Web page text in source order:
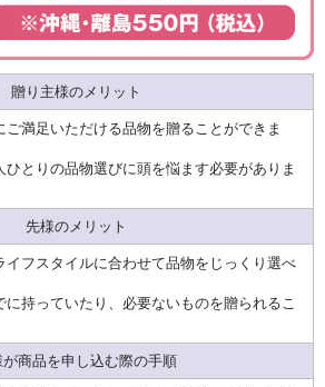
贈り主様のメリット
満足いただける品物を贈ることができま
ひとりの品物選びに頭を悩ます必要がありま
先様のメリット
イフスタイルに合わせて品物をじっくり選べ
持っていたり、必要ないものを贈られるこ
が商品を申し込む際の手順